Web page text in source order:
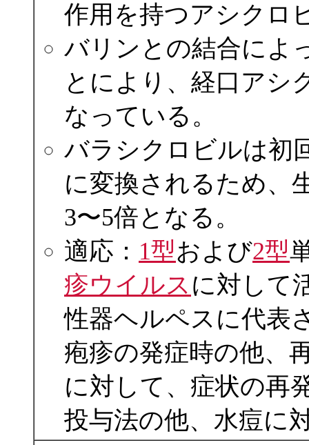
作用を持つアシクロ
バリンとの結合によ
とにより、経口アシ
なっている。
バラシクロビルは初
に変換されるため、
3〜5倍となる。
適応： 1型および2型
疹ウイルス に対して
性器ヘルペスに代表
疱疹の発症時の他、
に対して、症状の再
投与法の他、水痘に